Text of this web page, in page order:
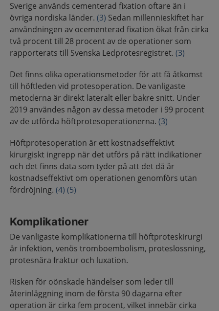
Sverige används cementerad fixation oftare än i
övriga nordiska länder. (3) Sedan millennieskiftet har
användningen av ocementerad fixation ökat från cirka
två procent till 28 procent av de operationer som
rapporterats till Svenska Ledprotesregistret. (3)
Det finns olika operationsmetoder för att få åtkomst
till höftleden vid protesoperation. De vanligaste
metoderna är direkt lateralt eller bakre snitt. Under
2019 användes någon av dessa metoder i 99 procent
av de utförda höftprotesoperationerna. (3)
Höftprotesoperation är ett kostnadseffektivt
kirurgiskt ingrepp när det utförs på rätt indikationer
och det finns data som tyder på att det då är
kostnadseffektivt om operationen genomförs utan
fördröjning. (4) (5)
Komplikationer
De vanligaste komplikationerna till höftproteskirurgi
är infektion, venös tromboembolism, proteslossning,
protesnära fraktur och luxation.
Risken för oönskade händelser som leder till
återinläggning inom de första 90 dagarna efter
operation är cirka fem procent, vilket innebär cirka